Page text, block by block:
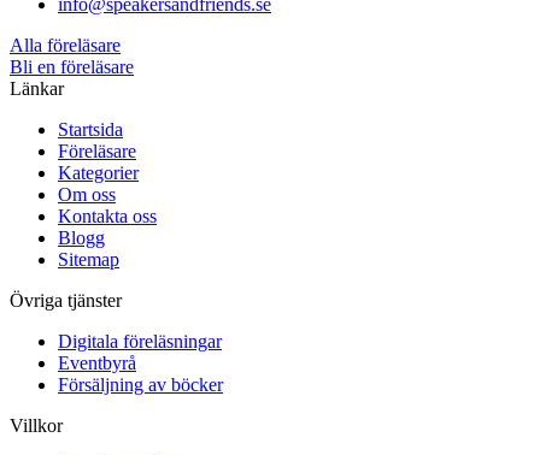
info@speakersandfriends.se
Alla föreläsare
Bli en föreläsare​
Länkar
Startsida
Föreläsare
Kategorier
Om oss
Kontakta oss
Blogg
Sitemap
Övriga tjänster
Digitala föreläsningar
Eventbyrå
Försäljning av böcker
Villkor